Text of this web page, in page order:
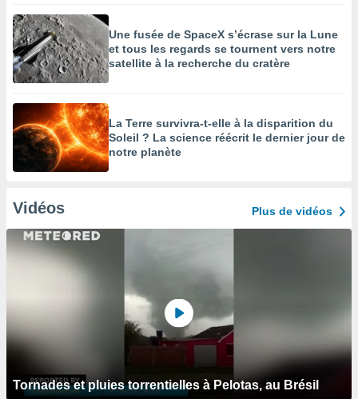
Une fusée de SpaceX s’écrase sur la Lune
et tous les regards se tournent vers notre
satellite à la recherche du cratère
La Terre survivra-t-elle à la disparition du
Soleil ? La science réécrit le dernier jour de
notre planète
Vidéos Plus de vidéos
Tornades et pluies torrentielles à Pelotas, au Brésil